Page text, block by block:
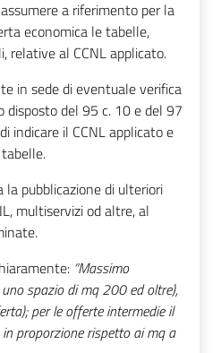
a riferimento per la
economica le tabelle,
relative al CCNL applicato.
in sede di eventuale verifica
disposto del 95 c. 10 e del 97
indicare il CCNL applicato e
pubblicazione di ulteriori
multiservizi od altre, al
“Massimo
spazio di mq 200 ed oltre),
per le offerte intermedie il
proporzione rispetto ai mq a